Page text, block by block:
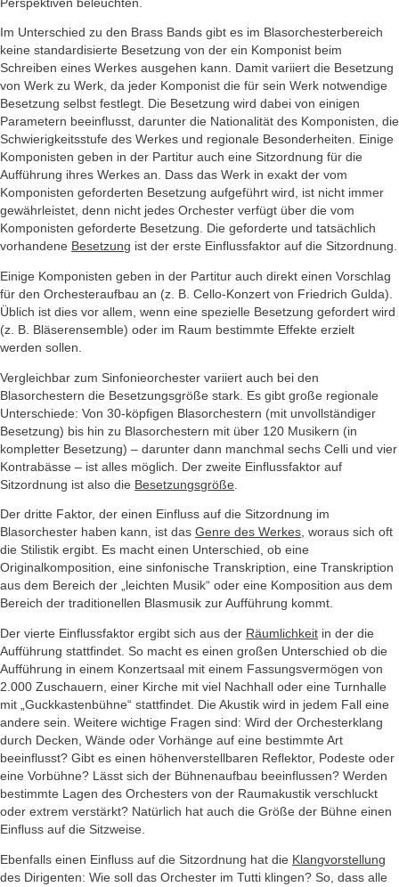
Perspektiven beleuchten.
Im Unterschied zu den Brass Bands gibt es im Blasorchesterbereich
keine standardisierte Besetzung von der ein Komponist beim
Schreiben eines Werkes ausgehen kann. Damit variiert die Besetzung
von Werk zu Werk, da jeder Komponist die für sein Werk notwendige
Besetzung selbst festlegt. Die Besetzung wird dabei von einigen
Parametern beeinflusst, darunter die Nationalität des Komponisten, die
Schwierigkeitsstufe des Werkes und regionale Besonderheiten. Einige
Komponisten geben in der Partitur auch eine Sitzordnung für die
Aufführung ihres Werkes an. Dass das Werk in exakt der vom
Komponisten geforderten Besetzung aufgeführt wird, ist nicht immer
gewährleistet, denn nicht jedes Orchester verfügt über die vom
Komponisten geforderte Besetzung. Die geforderte und tatsächlich
vorhandene Besetzung ist der erste Einflussfaktor auf die Sitzordnung.
Einige Komponisten geben in der Partitur auch direkt einen Vorschlag
für den Orchesteraufbau an (z. B. Cello-Konzert von Friedrich Gulda).
Üblich ist dies vor allem, wenn eine spezielle Besetzung gefordert wird
(z. B. Bläserensemble) oder im Raum bestimmte Effekte erzielt
werden sollen.
Vergleichbar zum Sinfonieorchester variiert auch bei den
Blasorchestern die Besetzungsgröße stark. Es gibt große regionale
Unterschiede: Von 30-köpfigen Blasorchestern (mit unvollständiger
Besetzung) bis hin zu Blasorchestern mit über 120 Musikern (in
kompletter Besetzung) – darunter dann manchmal sechs Celli und vier
Kontrabässe – ist alles möglich. Der zweite Einflussfaktor auf
Sitzordnung ist also die Besetzungsgröße
Der dritte Faktor, der einen Einfluss auf die Sitzordnung im
Blasorchester haben kann, ist das Genre des Werkes, woraus sich oft
die Stilistik ergibt. Es macht einen Unterschied, ob eine
Originalkomposition, eine sinfonische Transkription, eine Transkription
aus dem Bereich der „leichten Musik“ oder eine Komposition aus dem
Bereich der traditionellen Blasmusik zur Aufführung kommt.
Der vierte Einflussfaktor ergibt sich aus der Räumlichkeit in der die
Aufführung stattfindet. So macht es einen großen Unterschied ob die
Aufführung in einem Konzertsaal mit einem Fassungsvermögen von
2.000 Zuschauern, einer Kirche mit viel Nachhall oder eine Turnhalle
mit „Guckkastenbühne“ stattfindet. Die Akustik wird in jedem Fall eine
andere sein. Weitere wichtige Fragen sind: Wird der Orchesterklang
durch Decken, Wände oder Vorhänge auf eine bestimmte Art
beeinflusst? Gibt es einen höhenverstellbaren Reflektor, Podeste oder
eine Vorbühne? Lässt sich der Bühnenaufbau beeinflussen? Werden
bestimmte Lagen des Orchesters von der Raumakustik verschluckt
oder extrem verstärkt? Natürlich hat auch die Größe der Bühne einen
Einfluss auf die Sitzweise.
Ebenfalls einen Einfluss auf die Sitzordnung hat die Klangvorstellung
des Dirigenten: Wie soll das Orchester im Tutti klingen? So, dass alle